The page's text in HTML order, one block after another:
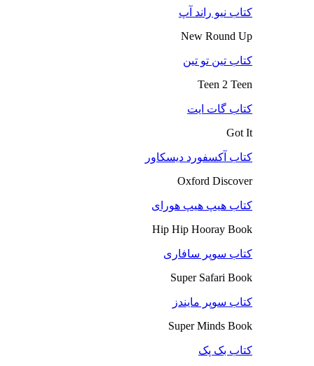
کتاب نیو راند آپ
New Round Up
کتاب تین تو تین
Teen 2 Teen
کتاب گات ایت
Got It
کتاب آکسفورد دیسکاور
Oxford Discover
کتاب هیپ هیپ هورای
Hip Hip Hooray Book
کتاب سوپر سافاری
Super Safari Book
کتاب سوپر مایندز
Super Minds Book
کتاب بک پک